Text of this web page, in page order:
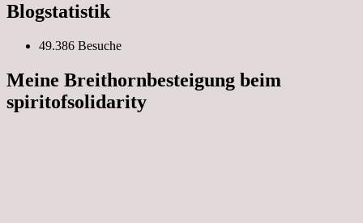
Blogstatistik
49.386 Besuche
Meine Breithornbesteigung beim
spiritofsolidarity